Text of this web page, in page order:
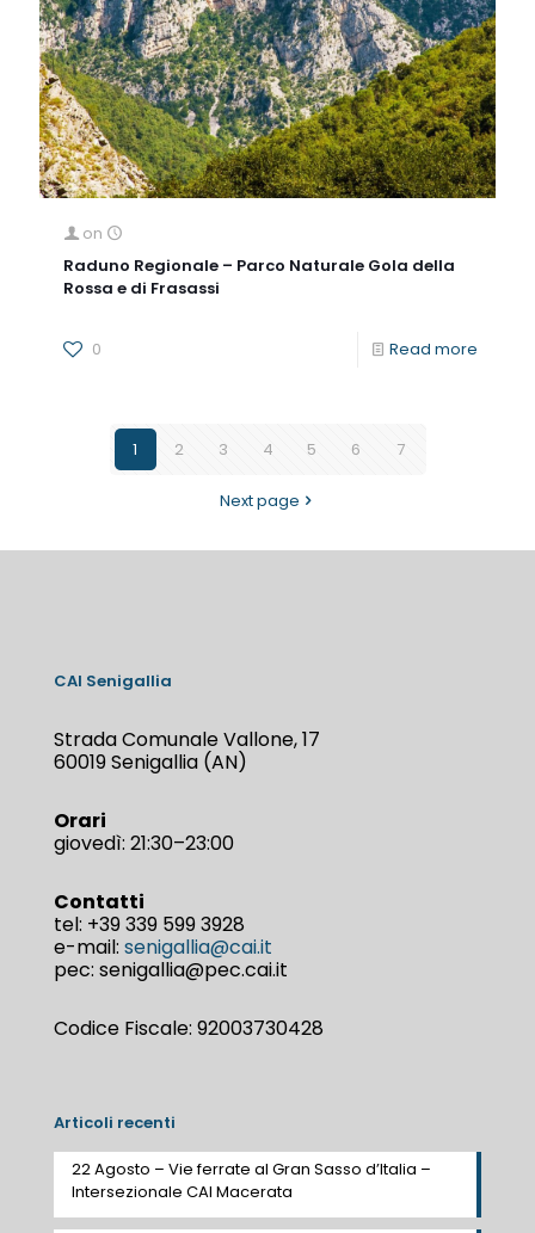
on
Raduno Regionale – Parco Naturale Gola della
Rossa e di Frasassi
0 Read more
1 2 3 4 5 6 7
Next page
CAI Senigallia
Strada Comunale Vallone, 17
60019 Senigallia (AN)
Orari
giovedì: 21:30–23:00
Contatti
tel: +39 339 599 3928
e-mail: senigallia@cai.it
pec: senigallia@pec.cai.it
Codice Fiscale: 92003730428
Articoli recenti
22 Agosto – Vie ferrate al Gran Sasso d’Italia –
Intersezionale CAI Macerata